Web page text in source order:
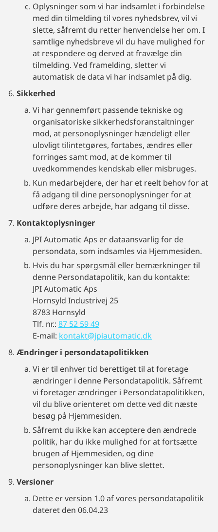
Oplysninger som vi har indsamlet i forbindelse
med din tilmelding til vores nyhedsbrev, vil vi
slette, såfremt du retter henvendelse her om. I
samtlige nyhedsbreve vil du have mulighed for
at respondere og derved at fravælge din
tilmelding. Ved framelding, sletter vi
automatisk de data vi har indsamlet på dig.
Sikkerhed
Vi har gennemført passende tekniske og
organisatoriske sikkerhedsforanstaltninger
mod, at personoplysninger hændeligt eller
ulovligt tilintetgøres, fortabes, ændres eller
forringes samt mod, at de kommer til
uvedkommendes kendskab eller misbruges.
Kun medarbejdere, der har et reelt behov for at
få adgang til dine personoplysninger for at
udføre deres arbejde, har adgang til disse.
Kontaktoplysninger
JPI Automatic Aps er dataansvarlig for de
persondata, som indsamles via Hjemmesiden.
Hvis du har spørgsmål eller bemærkninger til
denne Persondatapolitik, kan du kontakte:
JPI Automatic Aps
Hornsyld Industrivej 25
8783 Hornsyld
Tlf. nr.: 87 52 59 49
E-mail: kontakt@jpiautomatic.dk
Ændringer i persondatapolitikken
Vi er til enhver tid berettiget til at foretage
ændringer i denne Persondatapolitik. Såfremt
vi foretager ændringer i Persondatapolitikken,
vil du blive orienteret om dette ved dit næste
besøg på Hjemmesiden.
Såfremt du ikke kan acceptere den ændrede
politik, har du ikke mulighed for at fortsætte
brugen af Hjemmesiden, og dine
personoplysninger kan blive slettet.
Versioner
Dette er version 1.0 af vores persondatapolitik
dateret den 06.04.23